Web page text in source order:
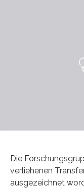
Die
verliehenen
ausgezeichnet